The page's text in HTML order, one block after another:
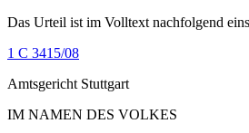
Das Urteil ist im Volltext nachfolgend
1 C 3415/08
Amtsgericht Stuttgart
IM NAMEN DES VOLKES